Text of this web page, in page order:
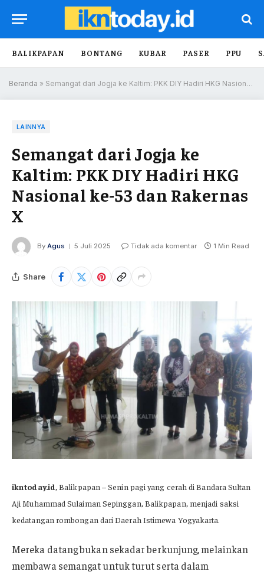
BALIKPAPAN BONTANG KUBAR PASER PPU
Beranda » Semangat dari Jogja ke Kaltim: PKK DIY Hadiri HKG Nasional ke-53 dan Rakernas X
LAINNYA
Semangat dari Jogja ke
Kaltim: PKK DIY Hadiri HKG
Nasional ke-53 dan Rakernas
X
By Agus 5 Juli 2025 Tidak ada komentar 1 Min Read
Share
ikntoday.id, Balikpapan – Senin pagi yang cerah di Bandara Sultan
Aji Muhammad Sulaiman Sepinggan, Balikpapan, menjadi saksi
kedatangan rombongan dari Daerah Istimewa Yogyakarta.
Mereka datang bukan sekadar berkunjung, melainkan
membawa semangat untuk turut serta dalam